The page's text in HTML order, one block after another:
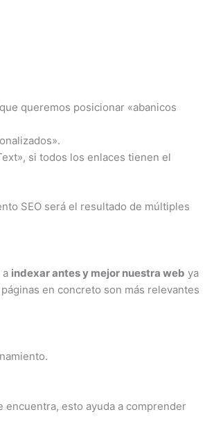
queremos posicionar «abanicos
si todos los enlaces tienen el
SEO será el resultado de múltiples
a indexar antes y mejor nuestra web ya
en concreto son más relevantes
encuentra, esto ayuda a comprender